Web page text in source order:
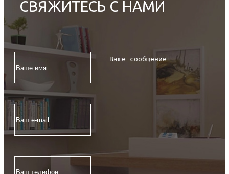
СВЯЖИТЕСЬ С НАМИ